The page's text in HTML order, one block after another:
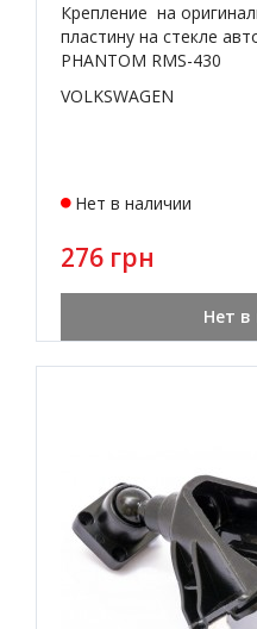
Крепление на
пластину на стекле
PHANTOM RMS-430
VOLKSWAGEN
Нет в наличии
276 грн
Нет в